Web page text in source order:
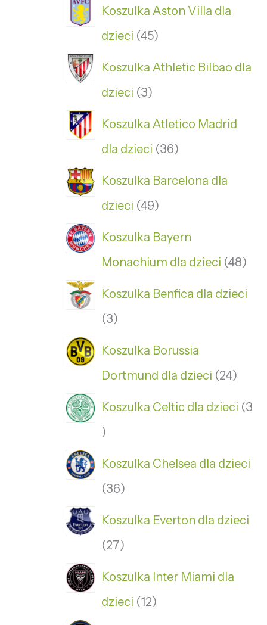
Koszulka Aston Villa dla
dzieci 45
Koszulka Athletic Bilbao dla
dzieci 3
Koszulka Atletico Madrid
dla dzieci 36
Koszulka Barcelona dla
dzieci 49
Koszulka Bayern
Monachium dla dzieci 48
Koszulka Benfica dla dzieci
3
Koszulka Borussia
Dortmund dla dzieci 24
Koszulka Celtic dla dzieci 3
Koszulka Chelsea dla dzieci
36
Koszulka Everton dla dzieci
27
Koszulka Inter Miami dla
dzieci 12